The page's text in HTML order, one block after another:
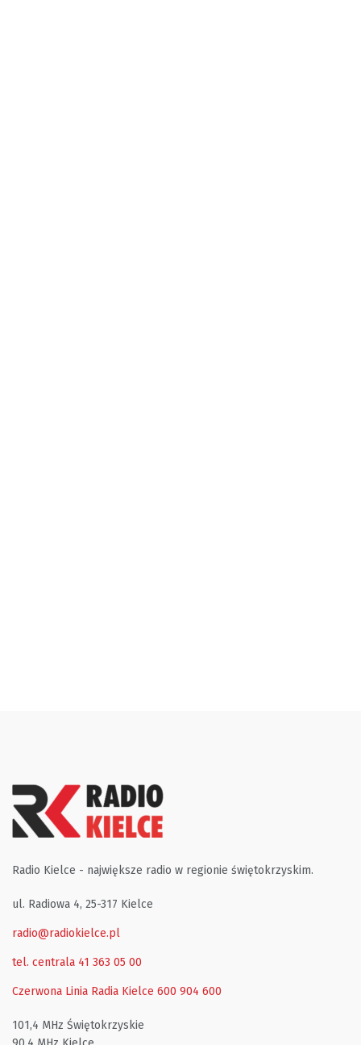
Radio Kielce - największe radio w regionie świętokrzyskim.
ul. Radiowa 4, 25-317 Kielce
radio@radiokielce.pl
tel. centrala 41 363 05 00
Czerwona Linia Radia Kielce 600 904 600
101,4 MHz Świętokrzyskie